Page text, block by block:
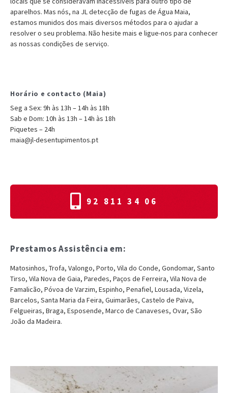
aparelhos. Mas nós, na JL detecção de fugas de Água Maia,
estamos munidos dos mais diversos métodos para o ajudar a
resolver o seu problema. Não hesite mais e ligue-nos para conhecer
as nossas condições de serviço.
Horário e contacto (Maia)
Seg a Sex: 9h às 13h – 14h às 18h
Sab e Dom: 10h às 13h – 14h às 18h
Piquetes – 24h
maia@jl-desentupimentos.pt
92 811 34 06
Prestamos Assistência em:
Matosinhos, Trofa, Valongo, Porto, Vila do Conde, Gondomar, Santo
Tirso, Vila Nova de Gaia, Paredes, Paços de Ferreira, Vila Nova de
Famalicão, Póvoa de Varzim, Espinho, Penafiel, Lousada, Vizela,
Barcelos, Santa Maria da Feira, Guimarães, Castelo de Paiva,
Felgueiras, Braga, Esposende, Marco de Canaveses, Ovar, São
João da Madeira.